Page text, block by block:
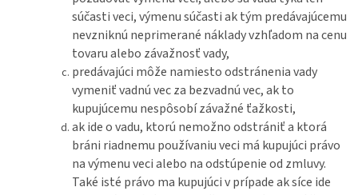
súčasti veci, výmenu súčasti ak tým predávajúcemu
nevzniknú neprimerané náklady vzhľadom na cenu
tovaru alebo závažnosť vady,
predávajúci môže namiesto odstránenia vady
vymeniť vadnú vec za bezvadnú vec, ak to
kupujúcemu nespôsobí závažné ťažkosti,
ak ide o vadu, ktorú nemožno odstrániť a ktorá
bráni riadnemu používaniu veci má kupujúci právo
na výmenu veci alebo na odstúpenie od zmluvy.
Také isté právo ma kupujúci v prípade ak síce ide